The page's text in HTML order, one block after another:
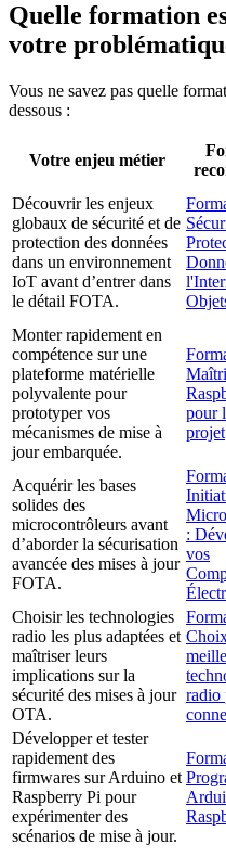
Quelle formation
votre
Vous ne savez pas quelle
dessous :
Votre enjeu métier
Découvrir les enjeux
globaux de sécurité et de
protection des données
dans un environnement
IoT avant d’entrer dans
le détail FOTA.
Monter rapidement en
compétence sur une
plateforme matérielle
polyvalente pour
prototyper vos
mécanismes de mise à
jour embarquée.
pour
projet
Acquérir les bases
solides des
microcontrôleurs avant
d’aborder la sécurisation
avancée des mises à jour
FOTA.
:
vos
Choisir les technologies
radio les plus adaptées et
maîtriser leurs
implications sur la
sécurité des mises à jour
OTA.
radio
Développer et tester
rapidement des
firmwares sur Arduino et
Raspberry Pi pour
expérimenter des
scénarios de mise à jour.